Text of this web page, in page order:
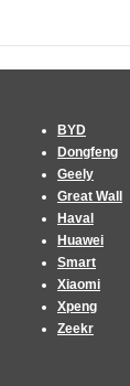
BYD
Dongfeng
Geely
Great Wall
Haval
Huawei
Smart
Xiaomi
Xpeng
Zeekr